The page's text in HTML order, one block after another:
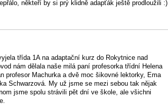
někteří by si prý klidně adapťák ještě prodloužili :)
třída 1A na adaptační kurz do Rokytnice nad
nám dělala naše milá paní profesorka třídní Helena
profesor Machurka a dvě moc šikovné lektorky, Ema
Schwarzová. My už jsme se mezi sebou tak nějak
jsme spolu strávili pět dní ve škole, ale všichni